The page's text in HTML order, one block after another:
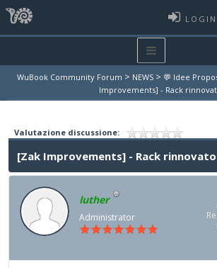
LOGIN
WuBook Community Forum > NEWS > 💬 Idee
Improvements] - Rack
Valutazione discussione:
[Zak Improvements] - Rack rinnovato
luther
Administrator